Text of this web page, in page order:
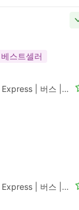
베스트셀러
Express 버스 VIP
Express 버스 VIP